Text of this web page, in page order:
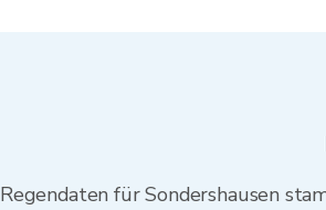
Regendaten für Sondershausen